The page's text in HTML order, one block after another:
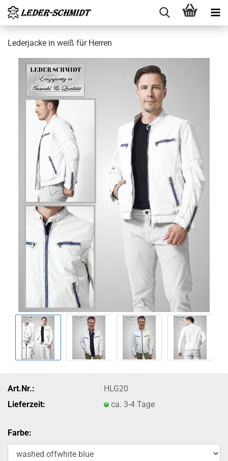
Le­der­ja­cke in weiß für Her­ren
Art.Nr.:
HLG20
Lieferzeit:
ca. 3-4 Tage
Farbe: